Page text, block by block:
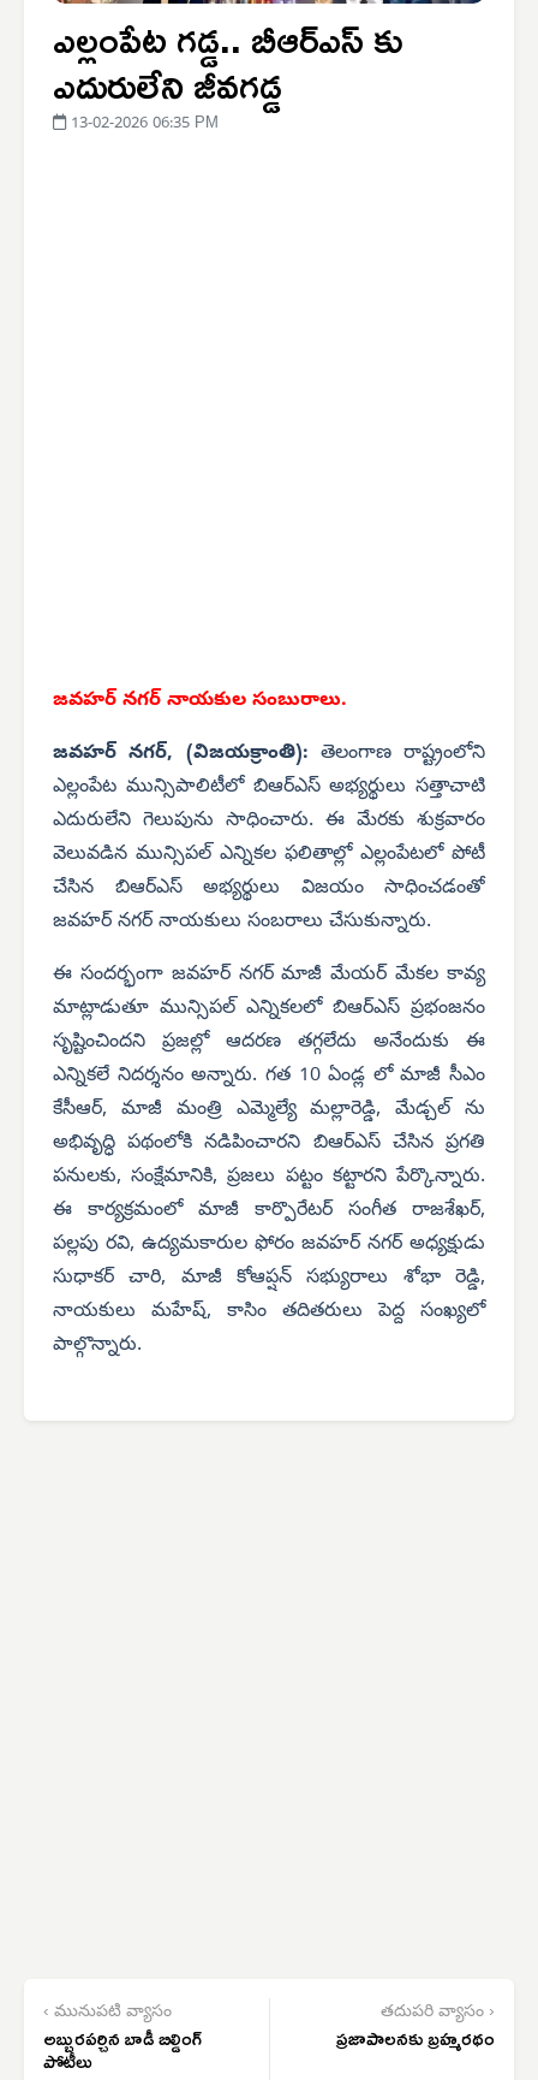
ఎల్లంపేట గడ్డ.. బీఆర్ఎస్ కు
ఎదురులేని జీవగడ్డ
13-02-2026 06:35 PM
జవహర్ నగర్ నాయకుల సంబురాలు.
జవహర్ నగర్, (విజయక్రాంతి): తెలంగాణ రాష్ట్రంలోని
ఎల్లంపేట మున్సిపాలిటీలో బిఆర్ఎస్ అభ్యర్థులు సత్తాచాటి
ఎదురులేని గెలుపును సాధించారు. ఈ మేరకు శుక్రవారం
వెలువడిన మున్సిపల్ ఎన్నికల ఫలితాల్లో ఎల్లంపేటలో పోటీ
చేసిన బిఆర్ఎస్ అభ్యర్థులు విజయం సాధించడంతో
జవహర్ నగర్ నాయకులు సంబరాలు చేసుకున్నారు.
ఈ సందర్భంగా జవహర్ నగర్ మాజీ మేయర్ మేకల కావ్య
మాట్లాడుతూ మున్సిపల్ ఎన్నికలలో బిఆర్ఎస్ ప్రభంజనం
సృష్టించిందని ప్రజల్లో ఆదరణ తగ్గలేదు అనేందుకు ఈ
ఎన్నికలే నిదర్శనం అన్నారు. గత 10 ఏండ్ల లో మాజీ సీఎం
కేసీఆర్, మాజీ మంత్రి ఎమ్మెల్యే మల్లారెడ్డి, మేడ్చల్ ను
అభివృద్ధి పథంలోకి నడిపించారని బిఆర్ఎస్ చేసిన ప్రగతి
పనులకు, సంక్షేమానికి, ప్రజలు పట్టం కట్టారని పేర్కొన్నారు.
ఈ కార్యక్రమంలో మాజీ కార్పొరేటర్ సంగీత రాజశేఖర్,
పల్లపు రవి, ఉద్యమకారుల ఫోరం జవహర్ నగర్ అధ్యక్షుడు
సుధాకర్ చారి, మాజీ కోఆప్షన్ సభ్యురాలు శోభా రెడ్డి,
నాయకులు మహేష్, కాసిం తదితరులు పెద్ద సంఖ్యలో
పాల్గొన్నారు.
‹ మునుపటి వ్యాసం
అబ్బురపర్చిన బాడీ బిల్డింగ్
పోటీలు
తదుపరి వ్యాసం ›
ప్రజాపాలనకు బ్రహ్మరథం